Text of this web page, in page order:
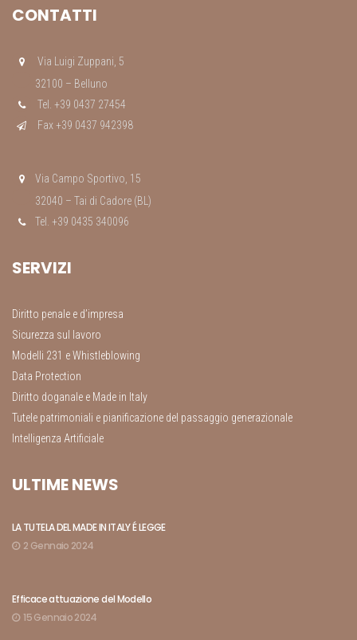
CONTATTI
Via Luigi Zuppani, 5
32100 – Belluno
Tel. +39 0437 27454
Fax +39 0437 942398
Via Campo Sportivo, 15
32040 – Tai di Cadore (BL)
Tel. +39 0435 340096
SERVIZI
Diritto penale e d’impresa
Sicurezza sul lavoro
Modelli 231 e Whistleblowing
Data Protection
Diritto doganale e Made in Italy
Tutele patrimoniali e pianificazione del passaggio generazionale
Intelligenza Artificiale
ULTIME NEWS
LA TUTELA DEL MADE IN ITALY É LEGGE
2 Gennaio 2024
Efficace attuazione del Modello
15 Gennaio 2024